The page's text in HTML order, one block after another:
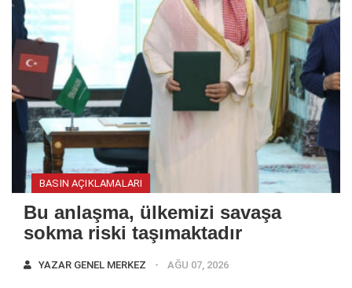
BASIN AÇIKLAMALARI
Bu anlaşma, ülkemizi savaşa
sokma riski taşımaktadır
YAZAR GENEL MERKEZ AĞU 07, 2026